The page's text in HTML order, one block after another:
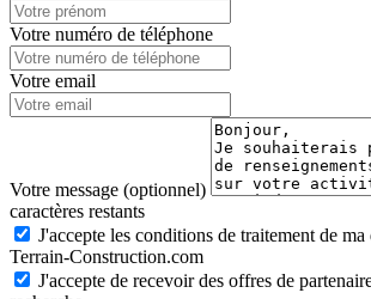
Votre numéro de téléphone
Votre email
Votre message (optionnel)
caractères restants
J'accepte les conditions de traitement de ma
Terrain-Construction.com
J'accepte de recevoir des offres de